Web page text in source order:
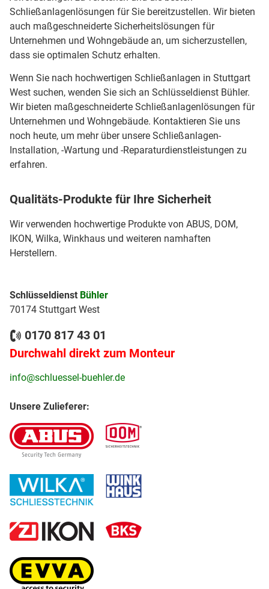
Schließanlagenlösungen für Sie bereitzustellen. Wir bieten
auch maßgeschneiderte Sicherheitslösungen für
Unternehmen und Wohngebäude an, um sicherzustellen,
dass sie optimalen Schutz erhalten.
Wenn Sie nach hochwertigen Schließanlagen in Stuttgart
West suchen, wenden Sie sich an Schlüsseldienst Bühler.
Wir bieten maßgeschneiderte Schließanlagenlösungen für
Unternehmen und Wohngebäude. Kontaktieren Sie uns
noch heute, um mehr über unsere Schließanlagen-
Installation, -Wartung und -Reparaturdienstleistungen zu
erfahren.
Qualitäts-Produkte für Ihre Sicherheit
Wir verwenden hochwertige Produkte von ABUS, DOM,
IKON, Wilka, Winkhaus und weiteren namhaften
Herstellern.
Schlüsseldienst Bühler
70174 Stuttgart West
0170 817 43 01
Durchwahl direkt zum Monteur
info@schluessel-buehler.de
Unsere Zulieferer: